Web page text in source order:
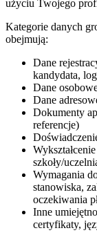
użyciu Twojego
Kategorie danych
obejmują:
Dane
kandydata,
Dane
Dane
Dokumenty
referencje)
szkoły/
Wymagania
stanowiska,
oczekiwania
Inne
certyfikaty,